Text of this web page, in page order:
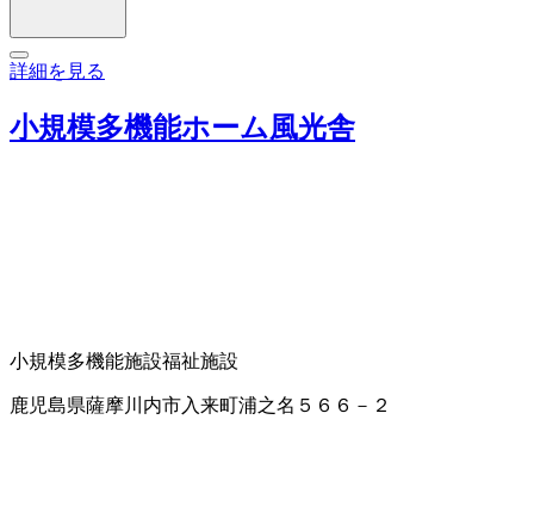
詳細を見る
小規模多機能ホーム風光舎
小規模多機能施設福祉施設
鹿児島県薩摩川内市入来町浦之名５６６－２